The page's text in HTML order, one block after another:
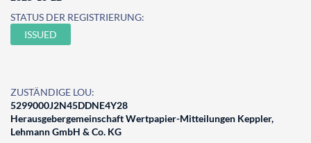
STATUS DER REGISTRIERUNG:
ISSUED
ZUSTÄNDIGE LOU:
5299000J2N45DDNE4Y28
Herausgebergemeinschaft Wertpapier-Mitteilungen Keppler,
Lehmann GmbH & Co. KG